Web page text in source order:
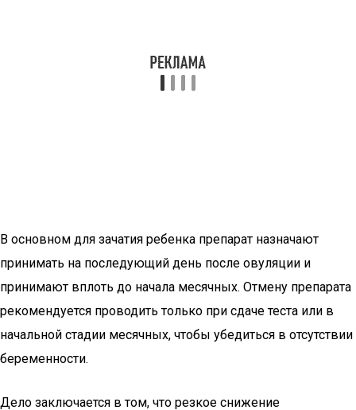
В основном для зачатия ребенка препарат назначают
принимать на последующий день после овуляции и
принимают вплоть до начала месячных. Отмену препарата
рекомендуется проводить только при сдаче теста или в
начальной стадии месячных, чтобы убедиться в отсутствии
беременности.
Дело заключается в том, что резкое снижение